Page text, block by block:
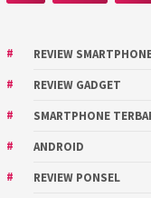
REVIEW
REVIEW GADGET
SMARTPHONE
ANDROID
REVIEW PONSEL